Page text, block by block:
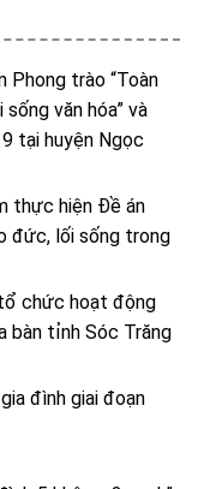
Phong trào “Toàn
văn hóa” và
tại huyện Ngọc
thực hiện Đề án
đức, lối sống trong
chức hoạt động
bàn tỉnh Sóc Trăng
đình giai đoạn